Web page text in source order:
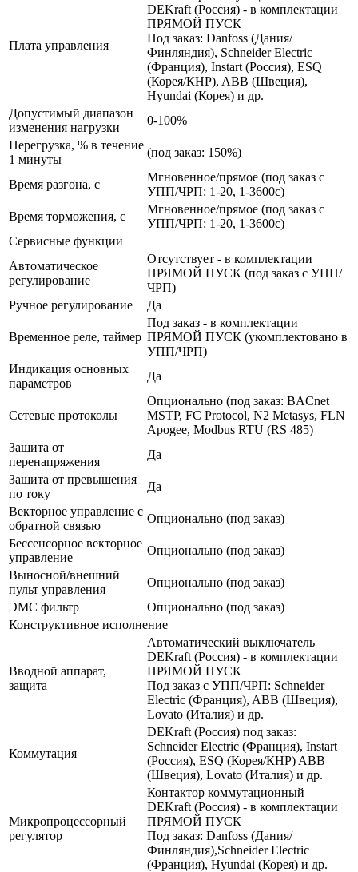
Плата управления
DEKraft (Россия) - в комплектации
ПРЯМОЙ ПУСК
Под заказ: Danfoss (Дания/
Финляндия), Schneider Electric
(Франция), Instart (Россия), ESQ
(Корея/КНР), ABB (Швеция),
Hyundai (Корея) и др.
Допустимый диапазон
изменения нагрузки
0-100%
Перегрузка, % в течение
1 минуты
(под заказ: 150%)
Время разгона, с
Мгновенное/прямое (под заказ с
УПП/ЧРП: 1-20, 1-3600с)
Время торможения, с
Мгновенное/прямое (под заказ с
УПП/ЧРП: 1-20, 1-3600с)
Сервисные функции
Автоматическое
регулирование
Отсутствует - в комплектации
ПРЯМОЙ ПУСК (под заказ с УПП/
ЧРП)
Ручное регулирование
Да
Временное реле, таймер
Под заказ - в комплектации
ПРЯМОЙ ПУСК (укомплектовано в
УПП/ЧРП)
Индикация основных
параметров
Да
Сетевые протоколы
Опционально (под заказ: BACnet
MSTP, FC Protocol, N2 Metasys, FLN
Apogee, Modbus RTU (RS 485)
Защита от
перенапряжения
Да
Защита от превышения
по току
Да
Векторное управление с
обратной связью
Опционально (под заказ)
Бессенсорное векторное
управление
Опционально (под заказ)
Выносной/внешний
пульт управления
Опционально (под заказ)
ЭМС фильтр
Опционально (под заказ)
Конструктивное исполнение
Вводной аппарат,
защита
Автоматический выключатель
DEKraft (Россия) - в комплектации
ПРЯМОЙ ПУСК
Под заказ с УПП/ЧРП: Schneider
Electric (Франция), ABB (Швеция),
Lovato (Италия) и др.
Коммутация
DEKraft (Россия) под заказ:
Schneider Electric (Франция), Instart
(Россия), ESQ (Корея/КНР) ABB
(Швеция), Lovato (Италия) и др.
Микропроцессорный
регулятор
Контактор коммутационный
DEKraft (Россия) - в комплектации
ПРЯМОЙ ПУСК
Под заказ: Danfoss (Дания/
Финляндия),Schneider Electric
(Франция), Hyundai (Корея) и др.